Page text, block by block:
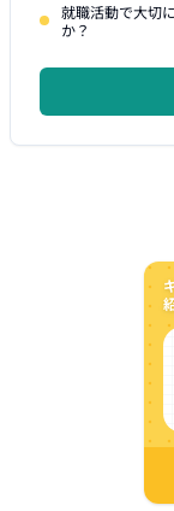
就職活動で大切
か？